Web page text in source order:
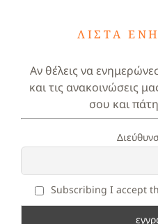
ΛΊΣΤΑ
Αν θέλεις να
και τις ανακοινώσεις
σου και
Subscribing I accept